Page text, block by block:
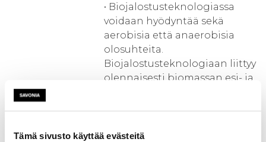
Tämä sivusto käyttää evästeitä
• Biojalostusteknologiassa
voidaan hyödyntää sekä
aerobisia että anaerobisia
olosuhteita.
Biojalostusteknologiaan liittyy
olennaisesti biomassan esi- ja
käsittelyteknologiana